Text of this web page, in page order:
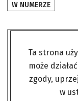
W NUMERZE
Ta strona
może
zgody,
w